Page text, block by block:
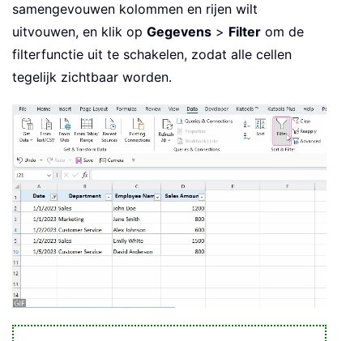
samengevouwen kolommen en rijen wilt
uitvouwen, en klik op Gegevens > Filter om de
filterfunctie uit te schakelen, zodat alle cellen
tegelijk zichtbaar worden.